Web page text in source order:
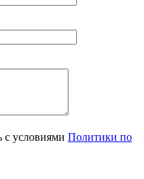
с условиями Политики по